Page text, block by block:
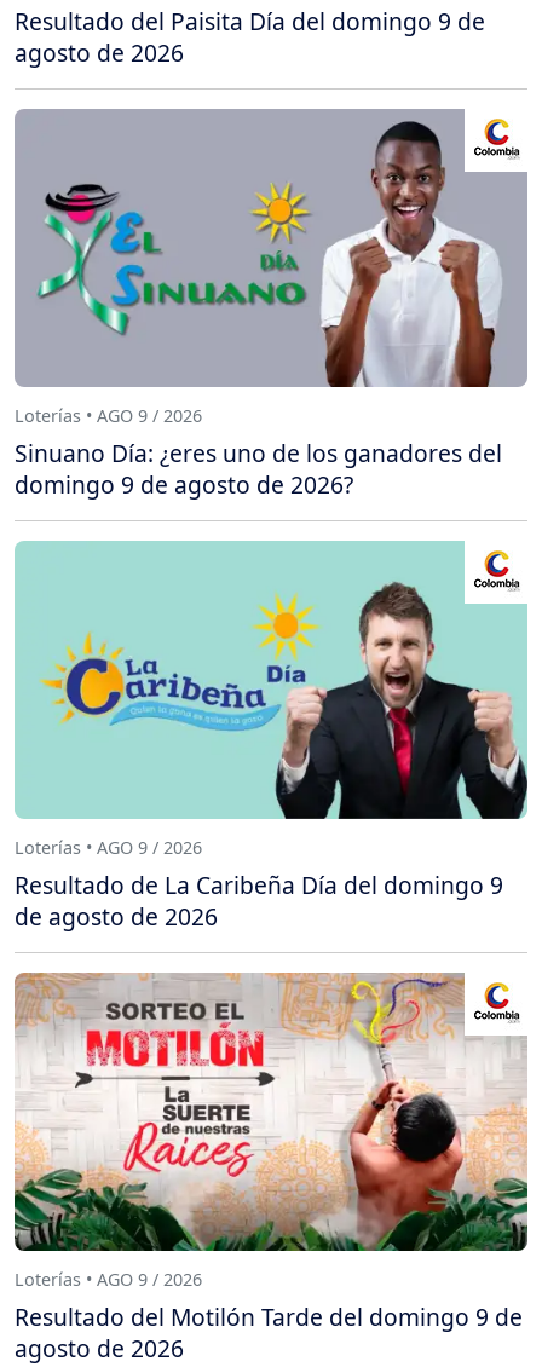
Resultado del Paisita Día del domingo 9 de
agosto de 2026
Loterías • AGO 9 / 2026
Sinuano Día: ¿eres uno de los ganadores del
domingo 9 de agosto de 2026?
Loterías • AGO 9 / 2026
Resultado de La Caribeña Día del domingo 9
de agosto de 2026
Loterías • AGO 9 / 2026
Resultado del Motilón Tarde del domingo 9 de
agosto de 2026